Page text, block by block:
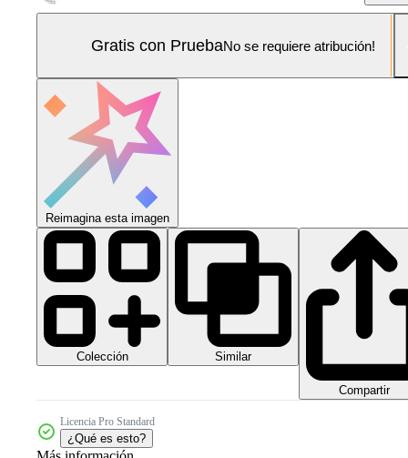
Gratis con PruebaNo se requiere atribución!
Reimagina esta imagen
Colección Similar
Compartir
Licencia Pro Standard
¿Qué es esto?